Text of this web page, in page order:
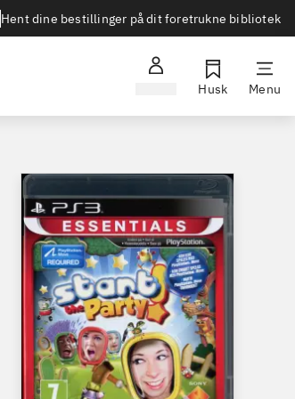
Hent dine bestillinger på dit foretrukne bibliotek
Husk Menu